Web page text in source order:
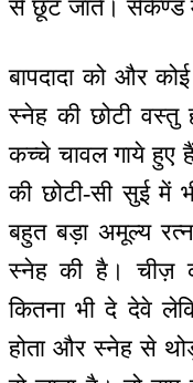
से छूट जाते। सेकेण्ड
बापदादा को और
स्नेह की छोटी वस्तु
कच्चे चावल गाये हुए
की छोटी-सी सुई में
बहुत बड़ा अमूल्य
स्नेह की है। चीज़
कितना भी दे देवे
होता और स्नेह से